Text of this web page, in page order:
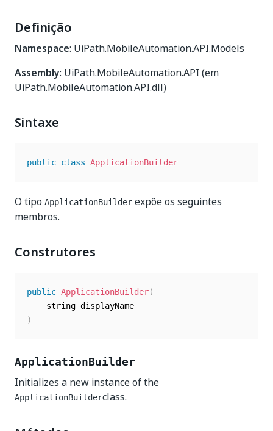
Definição
Namespace: UiPath.MobileAutomation.API.Models
Assembly: UiPath.MobileAutomation.API (em
UiPath.MobileAutomation.API.dll)
Sintaxe
public class ApplicationBuilder
O tipo ApplicationBuilder expõe os seguintes
membros.
Construtores
public ApplicationBuilder(
)
ApplicationBuilder
Initializes a new instance of the
ApplicationBuilderclass.